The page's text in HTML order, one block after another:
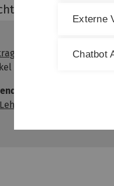
in der Online-
stehen unter der
einsetzen
Externe
Chatbot